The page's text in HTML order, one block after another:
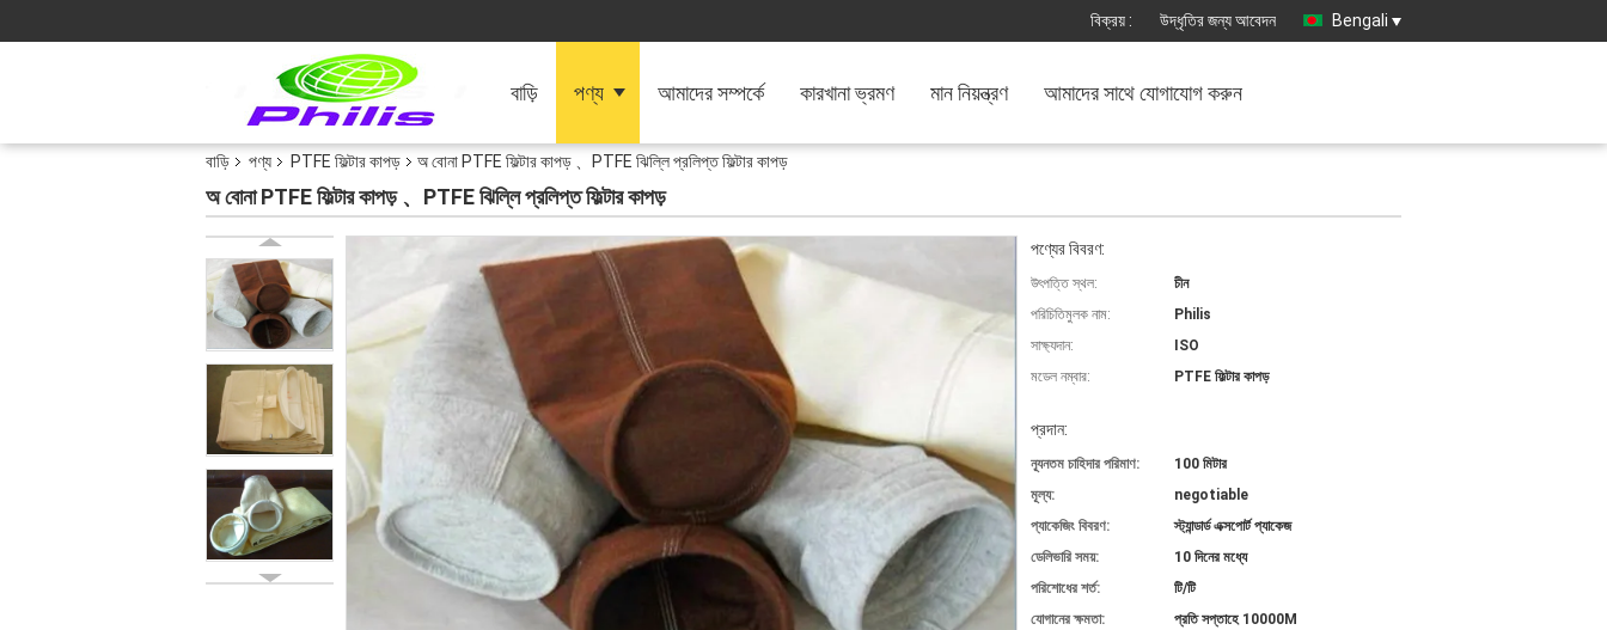
বিক্রয় : উদ্ধৃতির জন্য আবেদন Bengali
বাড়ি পণ্য আমাদের সম্পর্কে কারখানা ভ্রমণ মান নিয়ন্ত্রণ আমাদের সাথে যোগাযোগ করুন
বাড়ি পণ্য PTFE ফিল্টার কাপড় অ বোনা PTFE ফিল্টার কাপড় 、PTFE ঝিল্লি প্রলিপ্ত ফিল্টার কাপড়
অ বোনা PTFE ফিল্টার কাপড় 、PTFE ঝিল্লি প্রলিপ্ত ফিল্টার কাপড়
পণ্যের বিবরণ:
উৎপত্তি স্থল:
চীন
পরিচিতিমুলক নাম:
Philis
সাক্ষ্যদান:
ISO
মডেল নম্বার:
PTFE ফিল্টার কাপড়
প্রদান:
ন্যূনতম চাহিদার পরিমাণ:
100 মিটার
মূল্য:
negotiable
প্যাকেজিং বিবরণ:
স্ট্যান্ডার্ড এক্সপোর্ট প্যাকেজ
ডেলিভারি সময়:
10 দিনের মধ্যে
পরিশোধের শর্ত:
টি/টি
যোগানের ক্ষমতা:
প্রতি সপ্তাহে 10000M